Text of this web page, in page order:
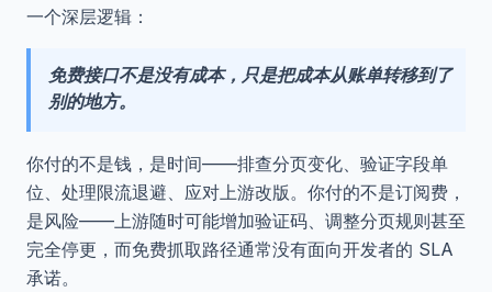
一个深层逻辑：
免费接口不是没有成本，只是把成本从账单转移到了
别的地方。
你付的不是钱，是时间——排查分页变化、验证字段单
位、处理限流退避、应对上游改版。你付的不是订阅费，
是风险——上游随时可能增加验证码、调整分页规则甚至
完全停更，而免费抓取路径通常没有面向开发者的 SLA
承诺。